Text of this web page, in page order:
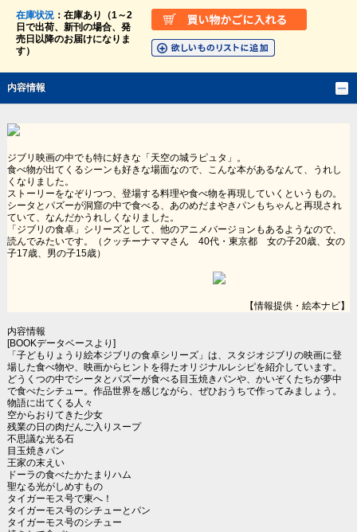
在庫状況：在庫あり（1～2
日で出荷、新刊の場合、発
売日以降のお届けになりま
す）
内容情報
ジブリ映画の中でも特に好きな「天空の城ラピュタ」。
食べ物が出てくるシーンも好きな場面なので、こんな本があるなんて、うれし
くなりました。
ストーリーをなぞりつつ、登場する料理や食べ物を再現していくというもの。
シータとパズーが洞窟の中で食べる、あのめだまやきパンもちゃんと再現され
ていて、なんだかうれしくなりました。
「ジブリの食卓」シリーズとして、他のアニメバージョンもあるようなので、
読んでみたいです。（クッチーナママさん 40代・東京都 女の子20歳、女の
子17歳、男の子15歳）
【情報提供・絵本ナビ】
内容情報
[BOOKデータベースより]
「子どもりょうり絵本ジブリの食卓シリーズ」は、スタジオジブリの映画に登
場した食べ物や、映画からヒントを得たオリジナルレシピを紹介しています。
どうくつの中でシータとパズーが食べる目玉焼きパンや、かいぞくたちが夢中
で食べたシチュー。作品世界を感じながら、ぜひおうちで作ってみましょう。
物語に出てくる人々
空からおりてきた少女
残業の日の肉だんご入りスープ
不思議な光る石
目玉焼きパン
王家の末えい
ドーラの食べたかたまりハム
聖なる光がしめすもの
タイガーモス号で東へ！
タイガーモス号のシチューとパン
タイガーモス号のシチュー